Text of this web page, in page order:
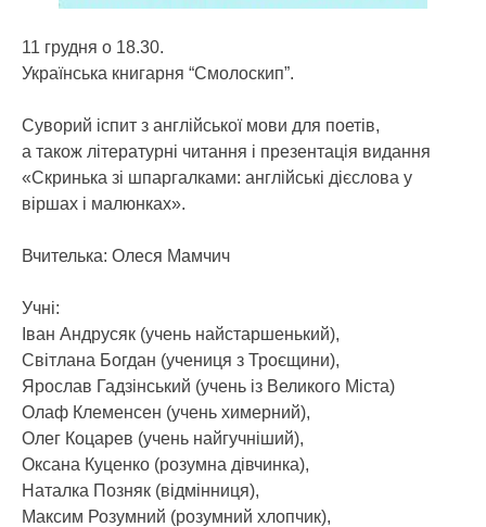
11 грудня о 18.30.
Українська книгарня “Смолоскип”.
Суворий іспит з англійської мови для поетів,
а також літературні читання і презентація видання
«Скринька зі шпаргалками: англійські дієслова у
віршах і малюнках».
Вчителька: Олеся Мамчич
Учні:
Іван Андрусяк (учень найстаршенький),
Світлана Богдан (учениця з Троєщини),
Ярослав Гадзінський (учень із Великого Міста)
Олаф Клеменсен (учень химерний),
Олег Коцарев (учень найгучніший),
Оксана Куценко (розумна дівчинка),
Наталка Позняк (відмінниця),
Максим Розумний (розумний хлопчик),